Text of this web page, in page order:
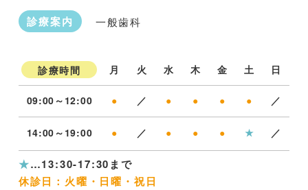
診療案内 一般歯科
診療時間 月 火 水 木 金 土 日
09:00～12:00 ● ／ ● ● ● ● ／
14:00～19:00 ● ／ ● ● ● ★ ／
★…13:30-17:30まで
休診日：火曜・日曜・祝日